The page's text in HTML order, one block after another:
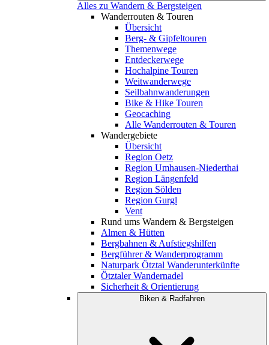
Alles zu Wandern & Bergsteigen
Wanderrouten & Touren
Übersicht
Berg- & Gipfeltouren
Themenwege
Entdeckerwege
Hochalpine Touren
Weitwanderwege
Seilbahnwanderungen
Bike & Hike Touren
Geocaching
Alle Wanderrouten & Touren
Wandergebiete
Übersicht
Region Oetz
Region Umhausen-Niederthai
Region Längenfeld
Region Sölden
Region Gurgl
Vent
Rund ums Wandern & Bergsteigen
Almen & Hütten
Bergbahnen & Aufstiegshilfen
Bergführer & Wanderprogramm
Naturpark Ötztal Wanderunterkünfte
Ötztaler Wandernadel
Sicherheit & Orientierung
Biken & Radfahren